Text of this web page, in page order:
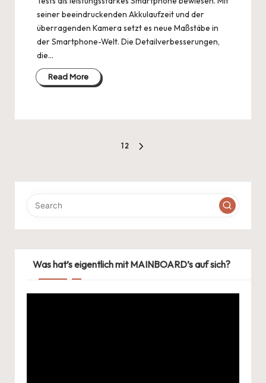
seiner beeindruckenden Akkulaufzeit und der
überragenden Kamera setzt es neue Maßstäbe in
der Smartphone-Welt. Die Detailverbesserungen,
die…
Read More
Seitennummerierung
1 2
Was hat’s eigentlich mit MAINBOARD’s auf sich?